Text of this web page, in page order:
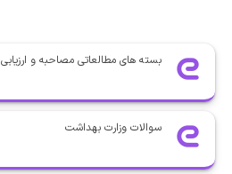
بسته های مطالعاتی مصاحبه و ارزیابی
سوالات وزارت بهداشت